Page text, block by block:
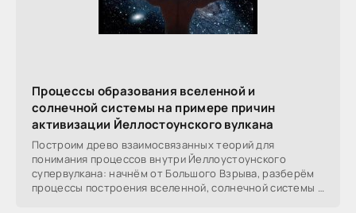
Процессы образования вселенной и
солнечной системы на примере причин
активизации Йеллостоунского вулкана
Построим древо взаимосвязанных теорий для
понимания процессов внутри Йеллоустоунского
супервулкана: начнём от Большого Взрыва, разберём
процессы построения вселенной, солнечной системы в